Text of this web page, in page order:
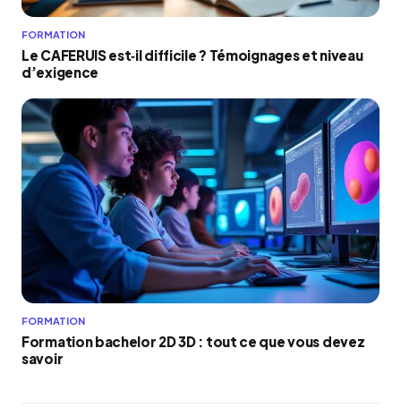
FORMATION
Le CAFERUIS est‑il difficile ? Témoignages et niveau
d’exigence
FORMATION
Formation bachelor 2D 3D : tout ce que vous devez
savoir